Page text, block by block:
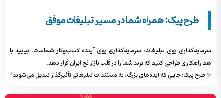
طرح پیک: همراه شما در مسیر تبلیغات موفق
سرمایه‌گذاری روی تبلیغات، سرمایه‌گذاری روی آینده کسب‌وکار شماست. بیایید با
هم راهکاری طراحی کنیم که برند شما را در قلب بازار نخ ایران قرار دهد.
✨ طرح پیک؛ جایی که ایده‌های بزرگ، به مستندات تبلیغاتی تأثیرگذار تبدیل می‌شوند!